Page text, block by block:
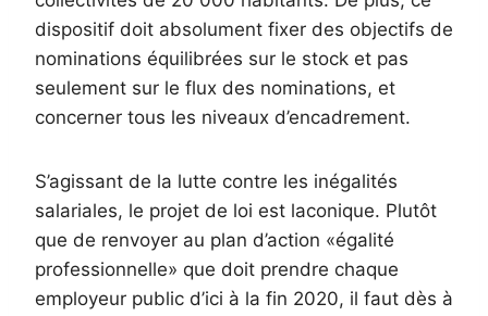
dispositif doit absolument fixer des objectifs de
nominations équilibrées sur le stock et pas
seulement sur le flux des nominations, et
concerner tous les niveaux d’encadrement.
S’agissant de la lutte contre les inégalités
salariales, le projet de loi est laconique. Plutôt
que de renvoyer au plan d’action «égalité
professionnelle» que doit prendre chaque
employeur public d’ici à la fin 2020, il faut dès à